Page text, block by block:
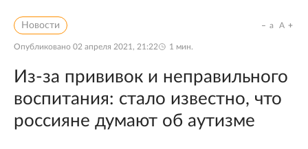
Новости
Опубликовано 02 апреля 2021, 21:22 1 мин.
a A
Из-за прививок и неправильного
воспитания: стало известно, что
россияне думают об аутизме